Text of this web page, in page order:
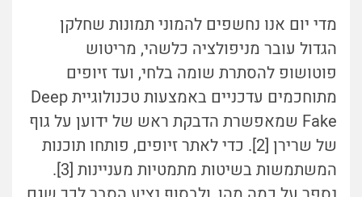
מדי יום אנו נחשפים להמוני תמונות שחלקן
הגדול עובר מניפולציה כלשהי, מריטוש
פוטושופ להסתרת שומה בלחי, ועד זיופים
מתוחכמים עדכניים באמצעות טכנולוגיית Deep
Fake שמאפשרת הדבקת ראש של ידוען על גוף
של שרירן [2]. כדי לאתר זיופים, פותחו תוכנות
המשתמשות בשיטות מתמטיות מעניינות [3].